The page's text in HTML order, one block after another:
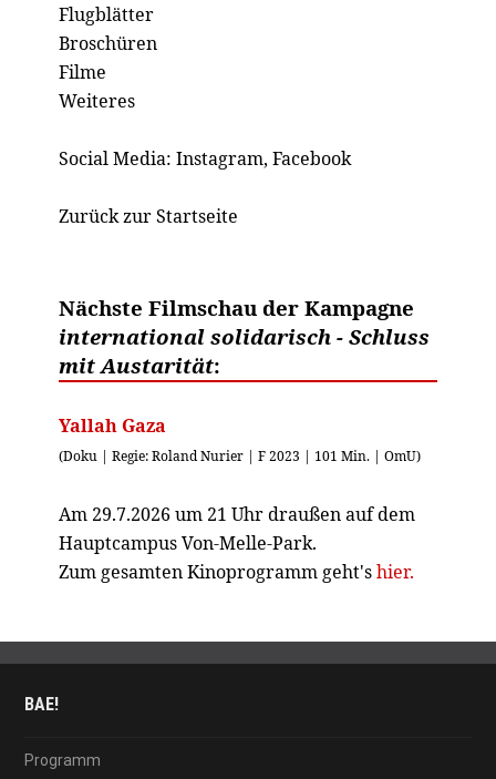
Flugblätter
Broschüren
Filme
Weiteres
Social Media: Instagram, Facebook
Zurück zur Startseite
Nächste Filmschau der Kampagne
international solidarisch - Schluss
mit Austarität:
Yallah Gaza
(Doku | Regie: Roland Nurier | F 2023 | 101 Min. | OmU)
Am 29.7.2026 um 21 Uhr draußen auf dem
Hauptcampus Von-Melle-Park.
Zum gesamten Kinoprogramm geht'shier.
BAE!
Programm